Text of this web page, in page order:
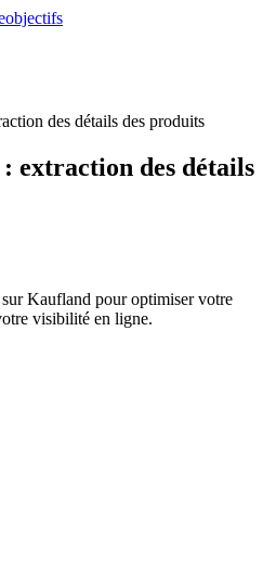
objectifs
des détails des produits
extraction des détails
Kaufland pour optimiser votre
visibilité en ligne.